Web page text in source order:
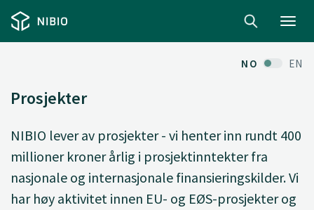
NO EN
Prosjekter
NIBIO lever av prosjekter - vi henter inn rundt 400
millioner kroner årlig i prosjektinntekter fra
nasjonale og internasjonale finansieringskilder. Vi
har høy aktivitet innen EU- og EØS-prosjekter og